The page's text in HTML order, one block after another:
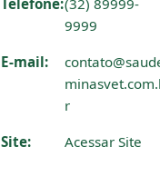
Telefone:(32) 89999-
9999
E-mail:
r
Site: Acessar Site